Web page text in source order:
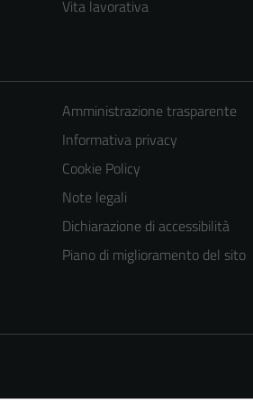
Vita lavorativa
Amministrazione trasparente
Informativa privacy
Cookie Policy
Note legali
Dichiarazione di accessibilità
Piano di miglioramento del sito
Tecnici
sono necessari
del sito e non